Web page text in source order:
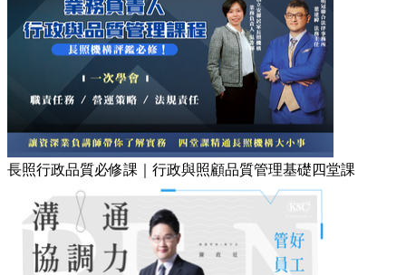
長照行政品質必修課｜行政與照顧品質管理基礎四堂課